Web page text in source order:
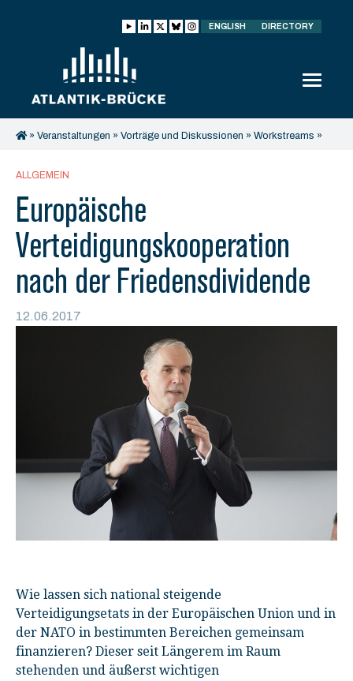
ENGLISH DIRECTORY
» Veranstaltungen » Vorträge und Diskussionen » Workstreams »
Verteidigungskooperation nach der Friedensdividende
ALLGEMEIN
Europäische
Verteidigungskooperation
nach der Friedensdividende
12.06.2017
Wie lassen sich national steigende
Verteidigungsetats in der Europäischen Union und in
der NATO in bestimmten Bereichen gemeinsam
finanzieren? Dieser seit Längerem im Raum
stehenden und äußerst wichtigen